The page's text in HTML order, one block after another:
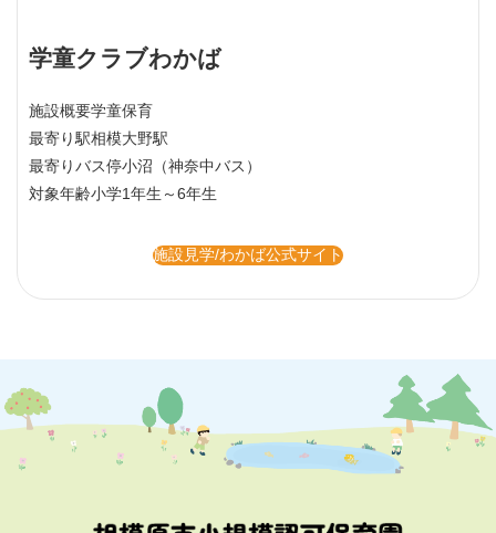
学童クラブわかば
施設概要学童保育
最寄り駅相模大野駅
最寄りバス停小沼（神奈中バス）
対象年齢小学1年生～6年生
施設見学/わかば公式サイト